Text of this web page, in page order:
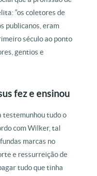
“os coletores de
publicanos, eram
século ao ponto
gentios e
fez e ensinou
testemunhou tudo o
com Wilker, tal
marcas no
e ressurreição de
tudo que tinha